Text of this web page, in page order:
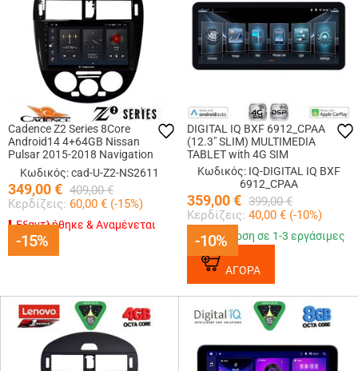
-15%
Cadence Z2 Series 8Core
Android14 4+64GB Nissan
Pulsar 2015-2018 Navigation
Multimedia Tablet 9 Με Carplay
& Android Auto
Κωδικός: cad-U-Z2-NS2611
349,00€ 409,00 €
Κερδίζεις: 60,00 € (-15%)
-15%
Εξαντλήθηκε & Αναμένεται
-10%
DIGITAL IQ BXF 6912_CPAA
(12.3" SLIM) MULTIMEDIA
TABLET with 4G SIM
Κωδικός: IQ-DIGITAL IQ BXF
6912_CPAA
359,00€ 399,00 €
Κερδίζεις: 40,00 € (-10%)
-10%
Παράδοση σε 1-3 εργάσιμες
ΑΓΟΡΑ